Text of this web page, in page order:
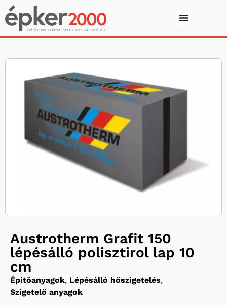
Austrotherm Grafit 150
lépésálló polisztirol lap 10
cm
Építőanyagok, Lépésálló hőszigetelés,
Szigetelő anyagok